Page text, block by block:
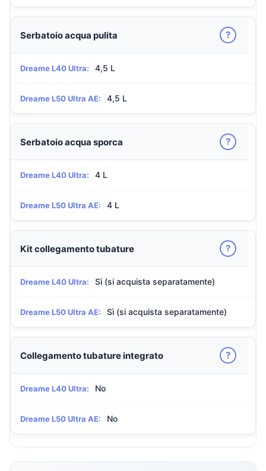
Serbatoio acqua pulita ?
Dreame L40 Ultra: 4,5 L
Dreame L50 Ultra AE: 4,5 L
Serbatoio acqua sporca ?
Dreame L40 Ultra: 4 L
Dreame L50 Ultra AE: 4 L
Kit collegamento tubature ?
Dreame L40 Ultra: Sì (si acquista separatamente)
Dreame L50 Ultra AE: Sì (si acquista separatamente)
Collegamento tubature integrato ?
Dreame L40 Ultra: No
Dreame L50 Ultra AE: No